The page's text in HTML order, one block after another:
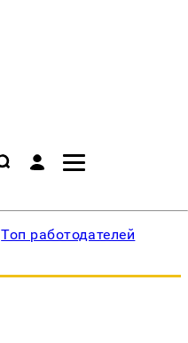
Топ работодателей